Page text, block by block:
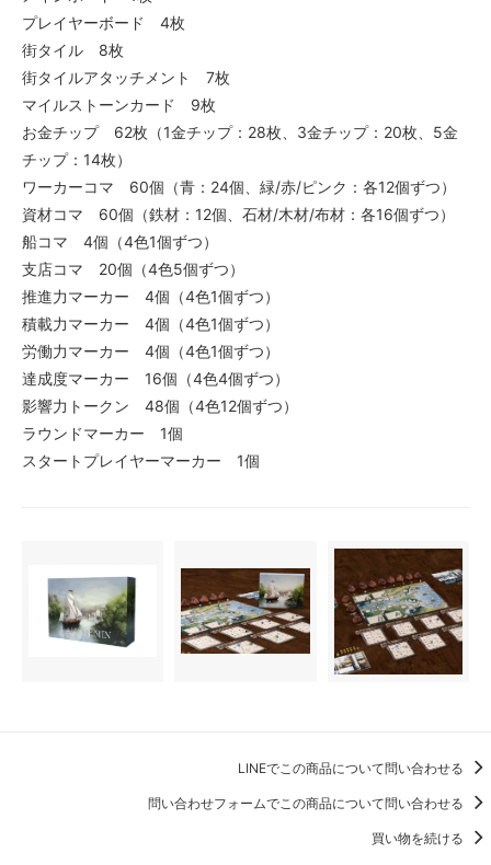
プレイヤーボード 4枚
街タイル 8枚
街タイルアタッチメント 7枚
マイルストーンカード 9枚
お金チップ 62枚（1金チップ：28枚、3金チップ：20枚、5金
チップ：14枚）
ワーカーコマ 60個（青：24個、緑/赤/ピンク：各12個ずつ）
資材コマ 60個（鉄材：12個、石材/木材/布材：各16個ずつ）
船コマ 4個（4色1個ずつ）
支店コマ 20個（4色5個ずつ）
推進力マーカー 4個（4色1個ずつ）
積載力マーカー 4個（4色1個ずつ）
労働力マーカー 4個（4色1個ずつ）
達成度マーカー 16個（4色4個ずつ）
影響力トークン 48個（4色12個ずつ）
ラウンドマーカー 1個
スタートプレイヤーマーカー 1個
LINEでこの商品について問い合わせる
問い合わせフォームでこの商品について問い合わせる
買い物を続ける